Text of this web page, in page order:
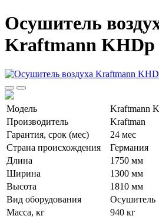
Осушитель
Kraftmann KHDp
Модель
Kraftmann
Производитель
Kraftman
Гарантия, срок (мес)
24 мес
Страна происхождения
Германия
Длина
1750 мм
Ширина
1300 мм
Высота
1810 мм
Вид оборудования
Осушитель
Масса, кг
940 кг